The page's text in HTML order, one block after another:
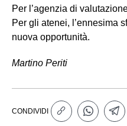
Per l’agenzia di
Per gli atenei, l’ennesima
nuova opportunità.
Martino Periti
CONDIVIDI